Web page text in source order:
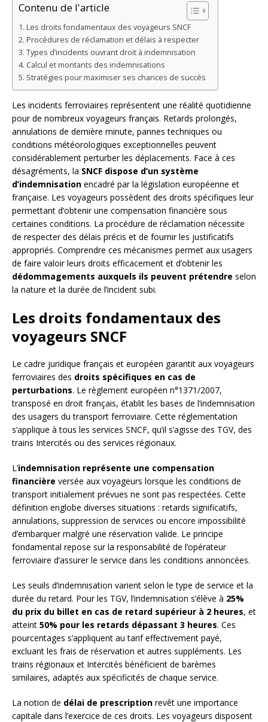
Contenu de l'article
Les droits fondamentaux des voyageurs SNCF
Procédures de réclamation et délais à respecter
Types d’incidents ouvrant droit à indemnisation
Calcul et montants des indemnisations
Stratégies pour maximiser ses chances de succès
Les incidents ferroviaires représentent une réalité quotidienne
pour de nombreux voyageurs français. Retards prolongés,
annulations de dernière minute, pannes techniques ou
conditions météorologiques exceptionnelles peuvent
considérablement perturber les déplacements. Face à ces
désagréments, la SNCF dispose d’un système
d’indemnisation encadré par la législation européenne et
française. Les voyageurs possèdent des droits spécifiques leur
permettant d’obtenir une compensation financière sous
certaines conditions. La procédure de réclamation nécessite
de respecter des délais précis et de fournir les justificatifs
appropriés. Comprendre ces mécanismes permet aux usagers
de faire valoir leurs droits efficacement et d’obtenir les
dédommagements auxquels ils peuvent prétendre selon
la nature et la durée de l’incident subi.
Les droits fondamentaux des
voyageurs SNCF
Le cadre juridique français et européen garantit aux voyageurs
ferroviaires des droits spécifiques en cas de
perturbations. Le règlement européen n°1371/2007,
transposé en droit français, établit les bases de l’indemnisation
des usagers du transport ferroviaire. Cette réglementation
s’applique à tous les services SNCF, qu’il s’agisse des TGV, des
trains Intercités ou des services régionaux.
L’indemnisation représente une compensation
financière versée aux voyageurs lorsque les conditions de
transport initialement prévues ne sont pas respectées. Cette
définition englobe diverses situations : retards significatifs,
annulations, suppression de services ou encore impossibilité
d’embarquer malgré une réservation valide. Le principe
fondamental repose sur la responsabilité de l’opérateur
ferroviaire d’assurer le service dans les conditions annoncées.
Les seuils d’indemnisation varient selon le type de service et la
durée du retard. Pour les TGV, l’indemnisation s’élève à 25%
du prix du billet en cas de retard supérieur à 2 heures, et
atteint 50% pour les retards dépassant 3 heures. Ces
pourcentages s’appliquent au tarif effectivement payé,
excluant les frais de réservation et autres suppléments. Les
trains régionaux et Intercités bénéficient de barèmes
similaires, adaptés aux spécificités de chaque service.
La notion de délai de prescription revêt une importance
capitale dans l’exercice de ces droits. Les voyageurs disposent